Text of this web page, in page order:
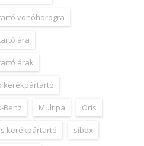
vonóhorogra
ára
árak
kerékpártartó
Benz Multipa Oris
kerékpártartó síbox